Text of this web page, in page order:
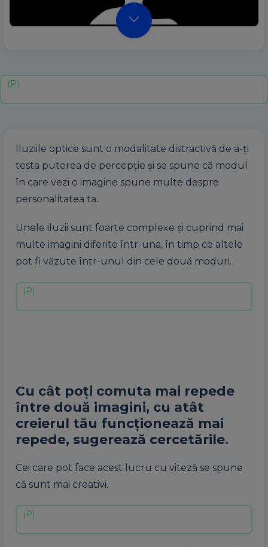
Iluziile optice sunt o modalitate distractivă de a-ți
testa puterea de percepție și se spune că modul
în care vezi o imagine spune multe despre
personalitatea ta.
Unele iluzii sunt foarte complexe și cuprind mai
multe imagini diferite într-una, în timp ce altele
pot fi văzute într-unul din cele două moduri.
Cu cât poți comuta mai repede
între două imagini, cu atât
creierul tău funcționează mai
repede, sugerează cercetările.
Cei care pot face acest lucru cu viteză se spune
că sunt mai creativi.